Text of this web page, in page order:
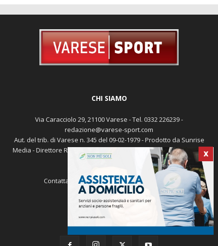
X
CHI SIAMO
Via Caracciolo 29, 21100 Varese - Tel. 0332 226239 -
redazione@varese-sport.com
Aut. del trib. di Varese n. 345 del 09-02-1979 - Prodotto da Sunrise
Media - Direttore Responsabile: Michele Marocco -Cookie policy
Pubblicità
Contattaci: redazione@varese-sport.com
SEGUICI